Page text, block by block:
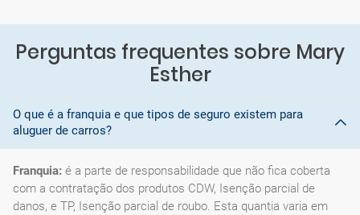
Perguntas frequentes sobre Mary
Esther
O que é a franquia e que tipos de seguro existem para
aluguer de carros?
Franquia: é a parte de responsabilidade que não fica coberta
com a contratação dos produtos CDW, Isenção parcial de
danos, e TP, Isenção parcial de roubo. Esta quantia varia em